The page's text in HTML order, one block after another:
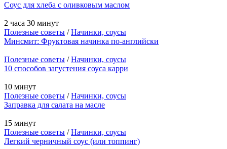
Соус для хлеба с оливковым маслом
2 часа 30 минут
Полезные советы /Начинки, соусы
Минсмит: Фруктовая начинка по-английски
Полезные советы /Начинки, соусы
10 способов загустения соуса карри
10 минут
Полезные советы /Начинки, соусы
Заправка для салата на масле
15 минут
Полезные советы /Начинки, соусы
Легкий черничный соус (или топпинг)